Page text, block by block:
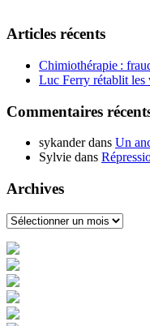
Articles récents
Chimiothérapie :
Luc Ferry rétablit les
Commentaires
sykanderdans Un
Sylvie dans
Archives
Archives